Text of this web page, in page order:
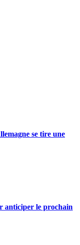
se tire une
anticiper le prochain